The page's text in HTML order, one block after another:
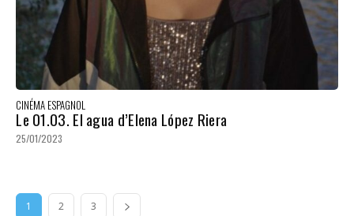
CINÉMA ESPAGNOL
Le 01.03. El agua d’Elena López Riera
25/01/2023
1 2 3